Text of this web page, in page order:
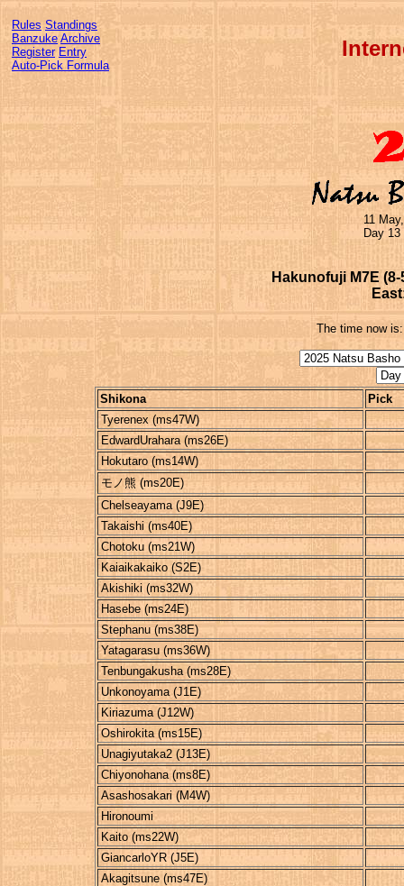
Rules Standings
Banzuke Archive
Register Entry
Auto-Pick Formula
11
Day
Hakunofuji M7E
The time now
Shikona
Pick
Tyerenex (ms47W)
EdwardUrahara (ms26E)
Hokutaro (ms14W)
モノ熊 (ms20E)
Chelseayama (J9E)
Takaishi (ms40E)
Chotoku (ms21W)
Kaiaikakaiko (S2E)
Akishiki (ms32W)
Hasebe (ms24E)
Stephanu (ms38E)
Yatagarasu (ms36W)
Tenbungakusha (ms28E)
Unkonoyama (J1E)
Kiriazuma (J12W)
Oshirokita (ms15E)
Unagiyutaka2 (J13E)
Chiyonohana (ms8E)
Asashosakari (M4W)
Hironoumi
Kaito (ms22W)
GiancarloYR (J5E)
Akagitsune (ms47E)